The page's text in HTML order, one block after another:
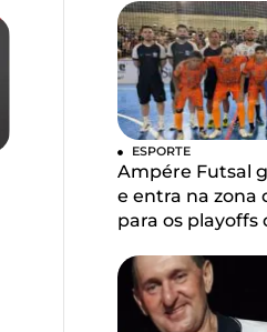
ESPORTE
Ampére Futsal
e entra na zona
para os playoffs